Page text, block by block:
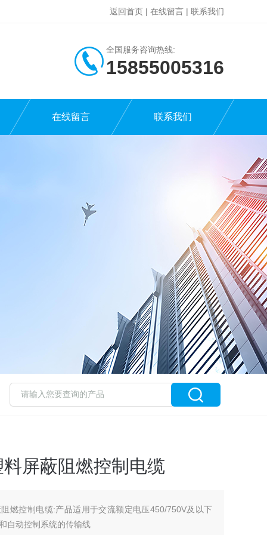
返回首页 | 在线留言 | 联系我们
全国服务咨询热线:
15855005316
在线留言 联系我们
屏蔽阻燃控制电缆
燃控制电缆:产品适用于交流额定电压450/750V及以下
自动控制系统的传输线